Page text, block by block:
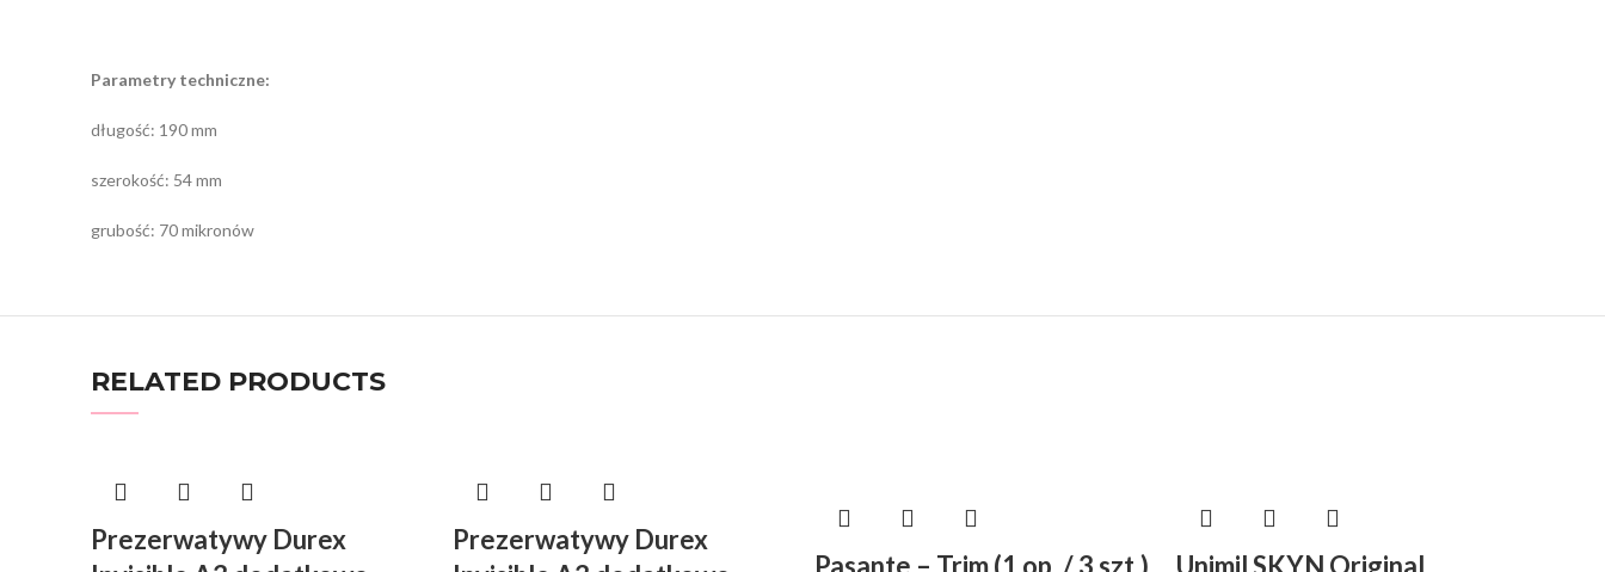
Parametry techniczne:
długość: 190 mm
szerokość: 54 mm
grubość: 70 mikronów
RELATED PRODUCTS
Prezerwatywy Durex
Prezerwatywy Durex
Pasante – Trim (1 op. / 3 szt.) Unimil SKYN Original